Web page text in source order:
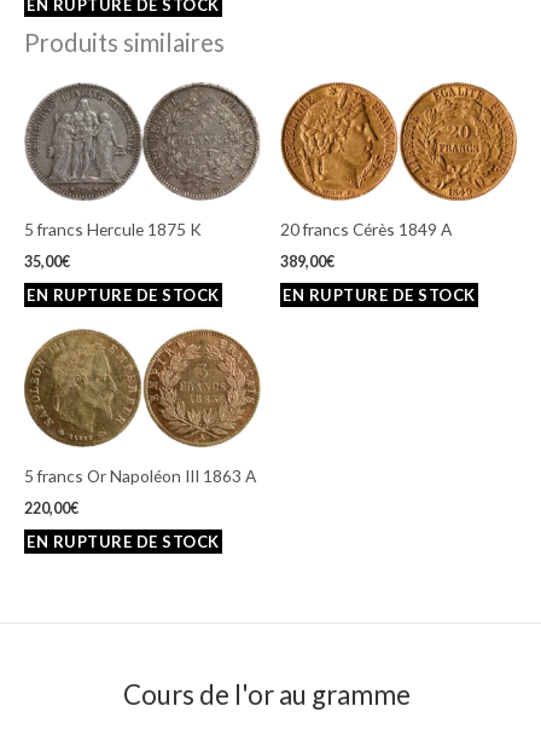
Produits similaires
5 francs Hercule 1875 K
35,00€
20 francs Cérès 1849 A
389,00€
5 francs Or Napoléon III 1863 A
220,00€
Cours de l'or au gramme